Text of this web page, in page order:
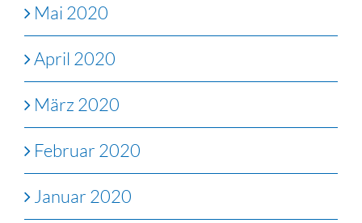
Mai 2020
April 2020
März 2020
Februar 2020
Januar 2020